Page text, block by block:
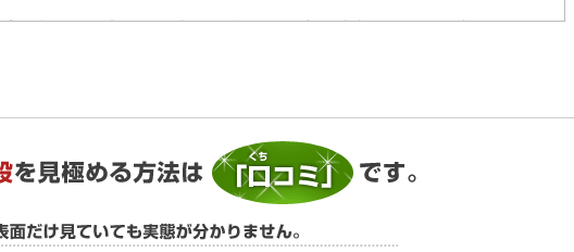
のためクッキー等を用いておりますが、これによる個人情報の取